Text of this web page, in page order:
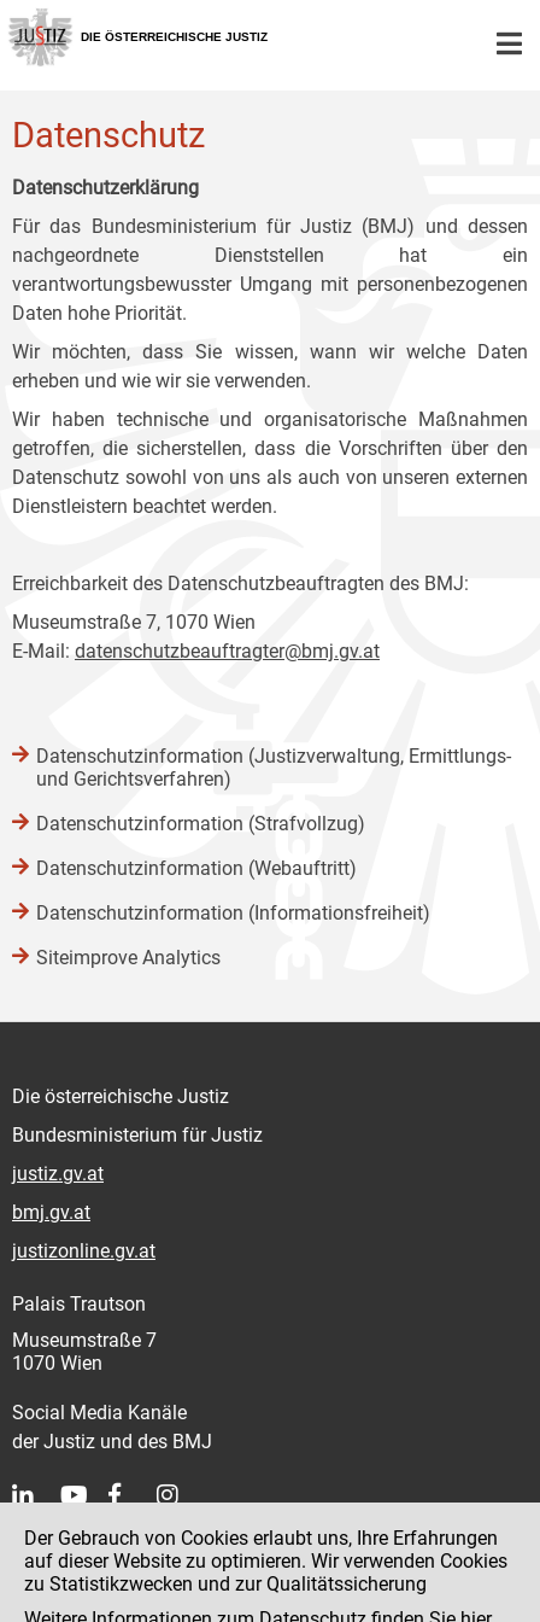
Zur
Hauptnavigation
[1]
Zum
Inhalt
[2]
Zum
Untermenü
[3]
DIE ÖSTERREICHISCHE JUSTIZ
Datenschutz
Datenschutzerklärung
Für das Bundesministerium für Justiz (BMJ) und dessen
nachgeordnete Dienststellen hat ein
verantwortungsbewusster Umgang mit personenbezogenen
Daten hohe Priorität.
Wir möchten, dass Sie wissen, wann wir welche Daten
erheben und wie wir sie verwenden.
Wir haben technische und organisatorische Maßnahmen
getroffen, die sicherstellen, dass die Vorschriften über den
Datenschutz sowohl von uns als auch von unseren externen
Dienstleistern beachtet werden.
Erreichbarkeit des Datenschutzbeauftragten des BMJ:
Museumstraße 7, 1070 Wien
E-Mail: datenschutzbeauftragter@bmj.gv.at
Datenschutzinformation (Justizverwaltung, Ermittlungs-
und Gerichtsverfahren)
Datenschutzinformation (Strafvollzug)
Datenschutzinformation (Webauftritt)
Datenschutzinformation (Informationsfreiheit)
Siteimprove Analytics
Die österreichische Justiz
Bundesministerium für Justiz
justiz.gv.at
bmj.gv.at
justizonline.gv.at
Palais Trautson
Museumstraße 7
1070 Wien
Social Media Kanäle
der Justiz und des BMJ
Kontakt
Impressum
Der Gebrauch von Cookies erlaubt uns, Ihre Erfahrungen
auf dieser Website zu optimieren. Wir verwenden Cookies
zu Statistikzwecken und zur Qualitätssicherung